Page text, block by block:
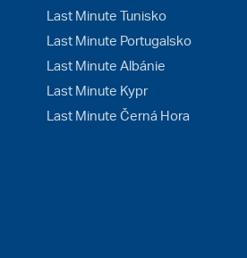
Last Minute Tunisko
Last Minute Portugalsko
Last Minute Albánie
Last Minute Kypr
Last Minute Černá Hora